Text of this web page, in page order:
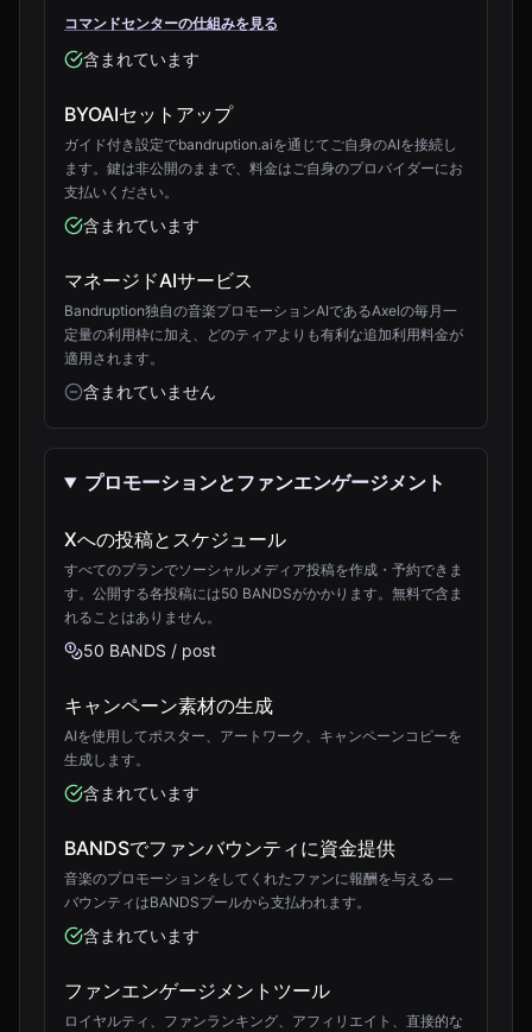
コマンドセンターの仕組みを見る
含まれています
BYOAIセットアップ
ガイド付き設定でbandruption.aiを通じてご自身のAIを接続し
ます。鍵は非公開のままで、料金はご自身のプロバイダーにお
支払いください。
含まれています
マネージドAIサービス
Bandruption独自の音楽プロモーションAIであるAxelの毎月一
定量の利用枠に加え、どのティアよりも有利な追加利用料金が
適用されます。
含まれていません
プロモーションとファンエンゲージメント
Xへの投稿とスケジュール
すべてのプランでソーシャルメディア投稿を作成・予約できま
す。公開する各投稿には50 BANDSがかかります。無料で含ま
れることはありません。
50 BANDS / post
キャンペーン素材の生成
AIを使用してポスター、アートワーク、キャンペーンコピーを
生成します。
含まれています
BANDSでファンバウンティに資金提供
音楽のプロモーションをしてくれたファンに報酬を与える —
バウンティはBANDSプールから支払われます。
含まれています
ファンエンゲージメントツール
ロイヤルティ、ファンランキング、アフィリエイト、直接的な